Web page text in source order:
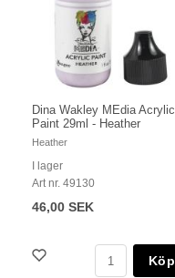
Dina Wakley MEdia Acrylic
Paint 29ml - Heather
Heather
I lager
Art nr. 49130
46,00 SEK
Köp